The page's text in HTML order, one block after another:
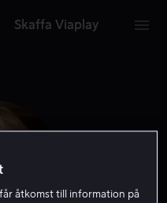
Skaffa Viaplay
åtkomst till information på